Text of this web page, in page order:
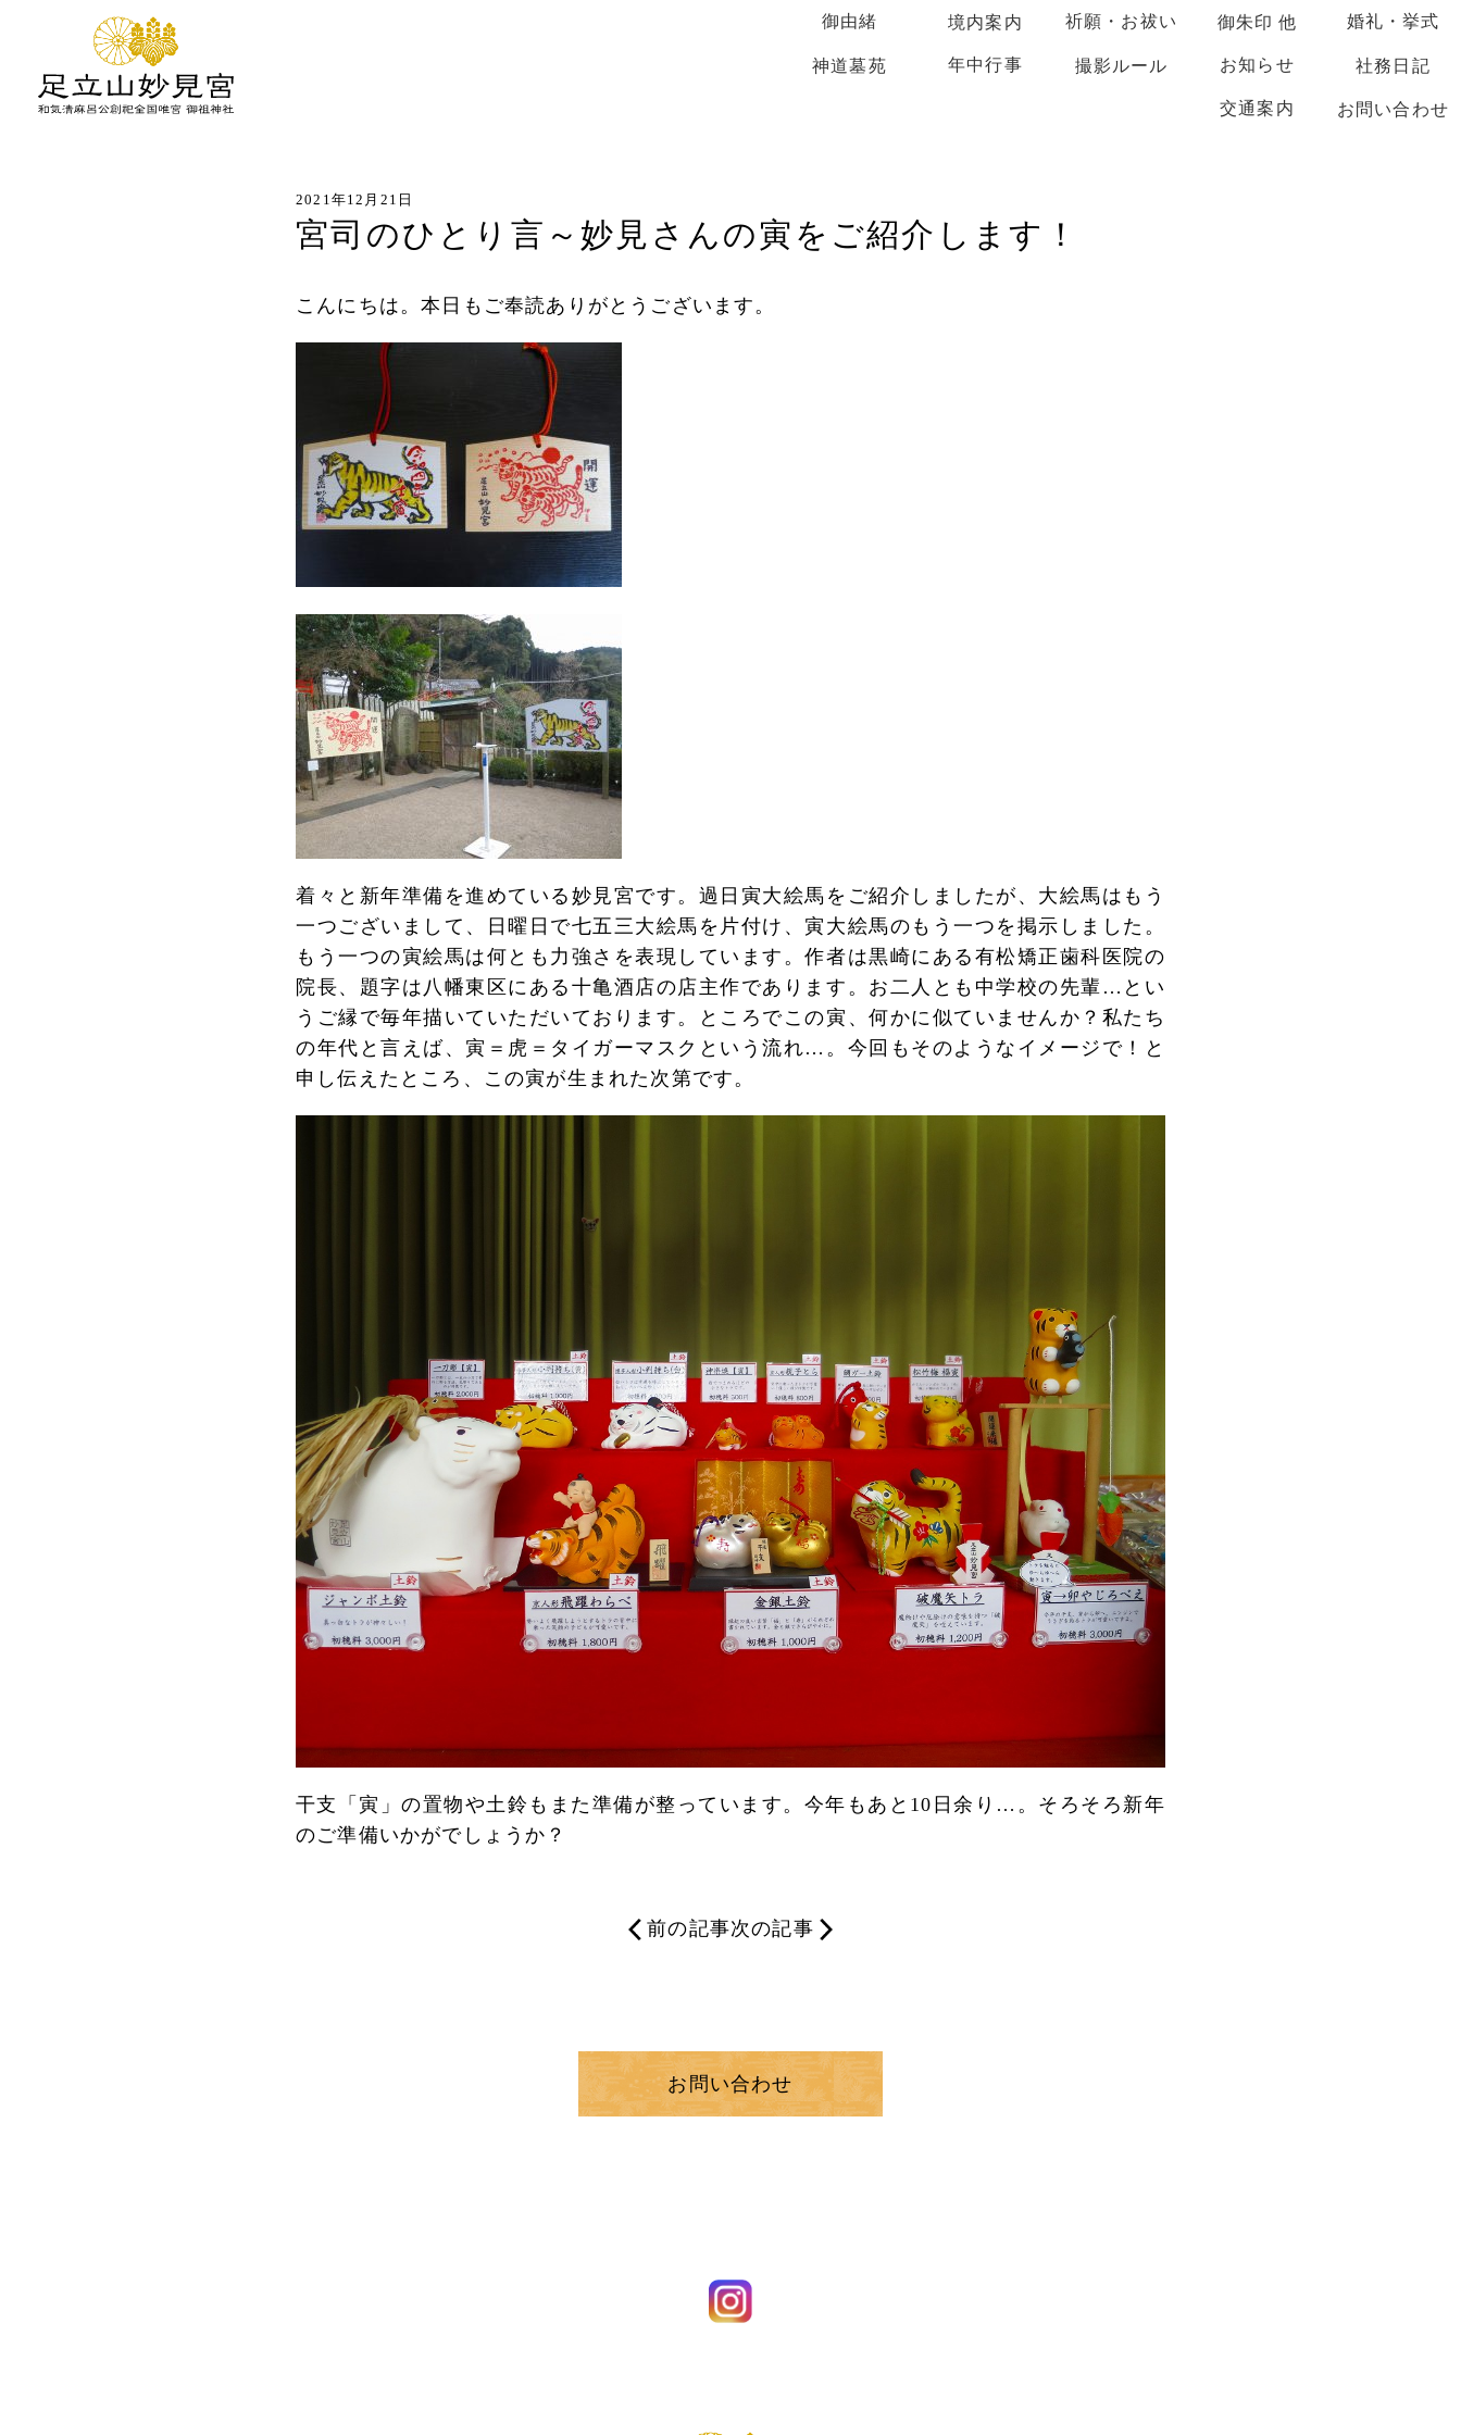
御由緒 境内案内 祈願・お祓い 御朱印 他 婚礼・挙式
神道墓苑 年中行事 撮影ルール お知らせ 社務日記
交通案内 お問い合わせ
2021年12月21日
宮司のひとり言～妙見さんの寅をご紹介します！
こんにちは。本日もご奉読ありがとうございます。
着々と新年準備を進めている妙見宮です。過日寅大絵馬をご紹介しましたが、大絵馬はもう
一つございまして、日曜日で七五三大絵馬を片付け、寅大絵馬のもう一つを掲示しました。
もう一つの寅絵馬は何とも力強さを表現しています。作者は黒崎にある有松矯正歯科医院の
院長、題字は八幡東区にある十亀酒店の店主作であります。お二人とも中学校の先輩…とい
うご縁で毎年描いていただいております。ところでこの寅、何かに似ていませんか？私たち
の年代と言えば、寅＝虎＝タイガーマスクという流れ…。今回もそのようなイメージで！と
申し伝えたところ、この寅が生まれた次第です。
干支「寅」の置物や土鈴もまた準備が整っています。今年もあと10日余り…。そろそろ新年
のご準備いかがでしょうか？
前の記事次の記事
お問い合わせ